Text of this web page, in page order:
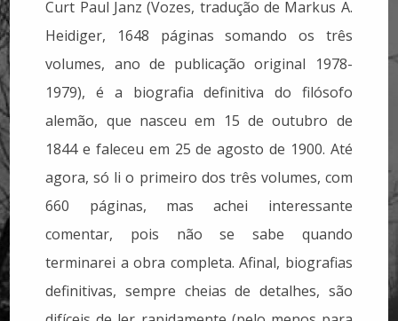
Curt Paul Janz (Vozes, tradução de Markus A.
Heidiger, 1648 páginas somando os três
volumes, ano de publicação original 1978-
1979), é a biografia definitiva do filósofo
alemão, que nasceu em 15 de outubro de
1844 e faleceu em 25 de agosto de 1900. Até
agora, só li o primeiro dos três volumes, com
660 páginas, mas achei interessante
comentar, pois não se sabe quando
terminarei a obra completa. Afinal, biografias
definitivas, sempre cheias de detalhes, são